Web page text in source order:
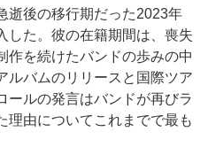
後の移行期だった2023年
した。彼の在籍期間は、喪失
作を続けたバンドの歩みの中
ルバムのリリースと国際ツア
ールの発言はバンドが再びラ
理由についてこれまでで最も